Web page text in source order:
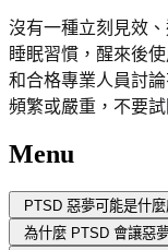
沒有一種立刻見效
睡眠習慣，醒來後
和合格專業人員討
頻繁或嚴重，不要試
Menu
PTSD 惡夢可能是什
為什麼 PTSD 會讓惡